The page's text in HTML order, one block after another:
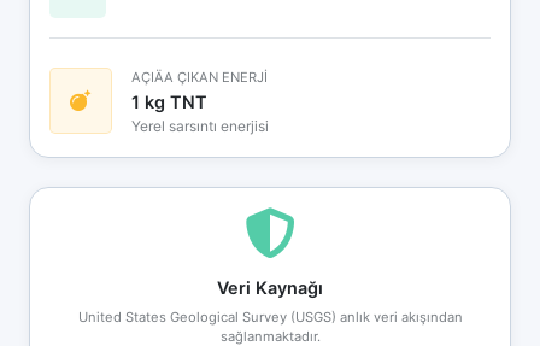
AÇIÄA ÇIKAN ENERJİ
1 kg TNT
Yerel sarsıntı enerjisi
Veri Kaynağı
United States Geological Survey (USGS) anlık veri akışından
sağlanmaktadır.